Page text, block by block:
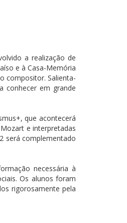
a realização de
e à Casa-Memória
compositor. Salienta-
conhecer em grande
que acontecerá
e interpretadas
será complementado
necessária à
Os alunos foram
rigorosamente pela